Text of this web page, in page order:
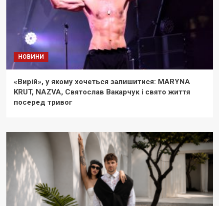
НОВИНИ
«Вирій», у якому хочеться залишитися: MARYNA
KRUT, NAZVA, Святослав Вакарчук і свято життя
посеред тривог